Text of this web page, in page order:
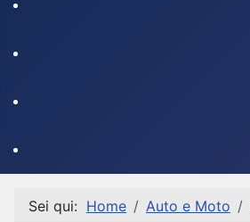
Sei qui: Home Auto e Moto